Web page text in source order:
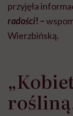
przyjęła
radości! –
Wierzbińską.